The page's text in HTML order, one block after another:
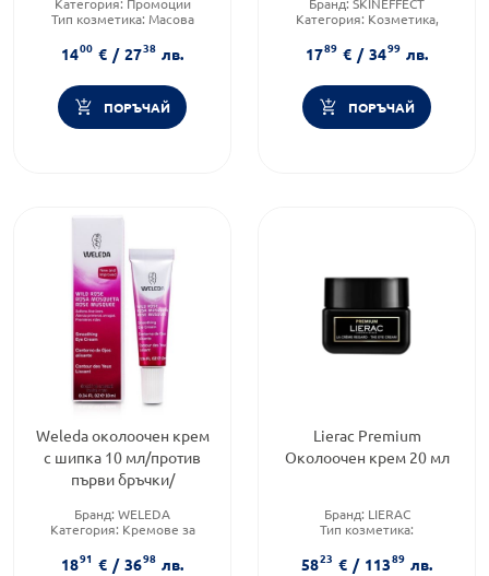
Тип козметика: Масова
Форма на продукта:крем
1400 € / 2738 лв.
ПОРЪЧАЙ
Категория: Козметика,
Форма на продукта:серум
1789 € / 3499 лв.
ПОРЪЧАЙ
Weleda околоочен крем
с шипка 10 мл/против
първи бръчки/
Бранд: WELEDA
Категория: Кремове за
Тип козметика:Натурална
1891 € / 3698 лв.
Lierac Premium
Околоочен крем 20 мл
Бранд: LIERAC
Тип козметика:
Форма на продукта:крем
5823 € / 11389 лв.